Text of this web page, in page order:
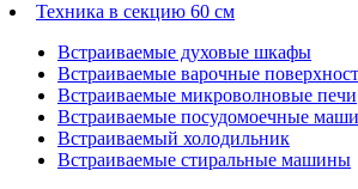
Техника в секцию 60 см
Встраиваемые духовые шкафы
Встраиваемые варочные
Встраиваемые микроволновые печи
Встраиваемые посудомоечные
Встраиваемый холодильник
Встраиваемые стиральные машины